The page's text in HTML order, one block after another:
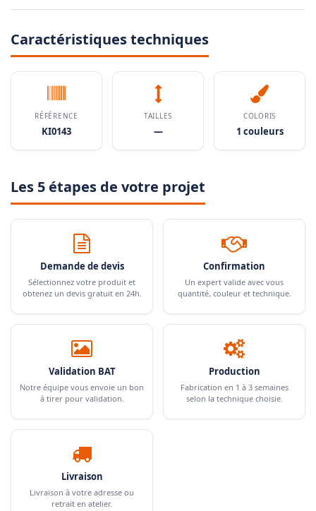
Caractéristiques techniques
RÉFÉRENCE
KI0143
TAILLES
—
COLORIS
1 couleurs
Les 5 étapes de votre projet
Demande de devis
Sélectionnez votre produit et
obtenez un devis gratuit en 24h.
Confirmation
Un expert valide avec vous
quantité, couleur et technique.
Validation BAT
Notre équipe vous envoie un bon
à tirer pour validation.
Production
Fabrication en 1 à 3 semaines
selon la technique choisie.
Livraison
Livraison à votre adresse ou
retrait en atelier.